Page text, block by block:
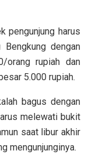
pengunjung harus
dengan
orang rupiah dan
5.000 rupiah.
bagus dengan
melewati bukit
saat libur akhir
mengunjunginya.